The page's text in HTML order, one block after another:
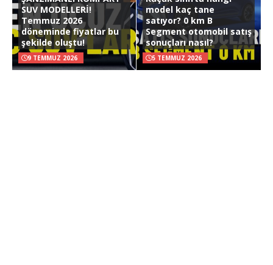
SUV MODELLERİ!
Temmuz 2026
döneminde fiyatlar bu
şekilde oluştu!
9 TEMMUZ 2026
model kaç tane
satıyor? 0 km B
Segment otomobil satış
sonuçları nasıl?
5 TEMMUZ 2026